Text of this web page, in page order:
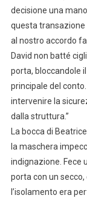
decisione una
questa
al nostro accordo
David non batté
porta, bloccandole
principale del
intervenire la
dalla struttura.”
La bocca di
la maschera
indignazione. Fece
porta con un secco,
l’isolamento era